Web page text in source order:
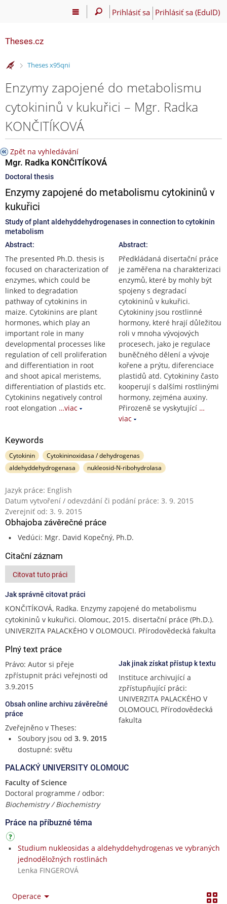
Prihlásiť sa Prihlásiť sa (EduID)
Theses.cz
>
Theses x95qni
Enzymy zapojené do metabolismu
cytokininů v kukuřici – Mgr. Radka
KONČITÍKOVÁ
Zpět na vyhledávání
Mgr. Radka KONČITÍKOVÁ
Doctoral thesis
Enzymy zapojené do metabolismu cytokininů v
kukuřici
Study of plant aldehyddehydrogenases in connection to cytokinin
metabolism
Abstract:
The presented Ph.D. thesis is
focused on characterization of
enzymes, which could be
linked to degradation
pathway of cytokinins in
maize. Cytokinins are plant
hormones, which play an
important role in many
developmental processes like
regulation of cell proliferation
and differentiation in root
and shoot apical meristems,
differentiation of plastids etc.
Cytokinins negatively control
root elongation …viac
Abstract:
Předkládaná disertační práce
je zaměřena na charakterizaci
enzymů, které by mohly být
spojeny s degradací
cytokininů v kukuřici.
Cytokininy jsou rostlinné
hormony, které hrají důležitou
roli v mnoha vývojových
procesech, jako je regulace
buněčného dělení a vývoje
kořene a prýtu, diferenciace
plastidů atd. Cytokininy často
kooperují s dalšími rostlinými
hormony, zejména auxiny.
Přirozeně se vyskytující …
viac
Keywords
Cytokinin
Cytokininoxidasa / dehydrogenas
aldehyddehydrogenasa
nukleosid-N-ribohydrolasa
Jazyk práce: English
Datum vytvoření / odevzdání či podání práce: 3. 9. 2015
Zverejniť od: 3. 9. 2015
Obhajoba závěrečné práce
Vedúci: Mgr. David Kopečný, Ph.D.
Citační záznam
Citovat tuto práci
Jak správně citovat práci
KONČITÍKOVÁ, Radka. Enzymy zapojené do metabolismu
cytokininů v kukuřici. Olomouc, 2015. disertační práce (Ph.D.).
UNIVERZITA PALACKÉHO V OLOMOUCI. Přírodovědecká fakulta
Plný text práce
Právo: Autor si přeje
zpřístupnit práci veřejnosti od
3.9.2015
Obsah online archivu závěrečné
práce
Zveřejněno v Theses:
Soubory jsou od 3. 9. 2015
dostupné: světu
Jak jinak získat přístup k textu
Instituce archivující a
zpřístupňující práci:
UNIVERZITA PALACKÉHO V
OLOMOUCI, Přírodovědecká
fakulta
PALACKÝ UNIVERSITY OLOMOUC
Faculty of Science
Doctoral programme / odbor:
Biochemistry / Biochemistry
Práce na příbuzné téma
Studium nukleosidas a aldehyddehydrogenas ve vybraných
jednoděložných rostlinách
Lenka FINGEROVÁ
Operace